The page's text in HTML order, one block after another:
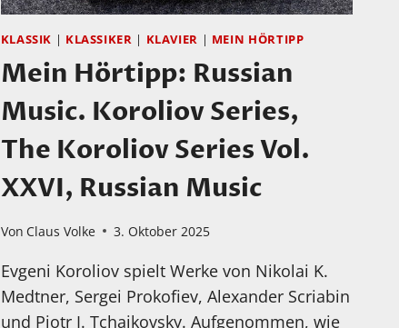
KLASSIK | KLASSIKER | KLAVIER | MEIN HÖRTIPP
Mein Hörtipp: Russian
Music. Koroliov Series,
The Koroliov Series Vol.
XXVI, Russian Music
Von Claus Volke 3. Oktober 2025
Evgeni Koroliov spielt Werke von Nikolai K.
Medtner, Sergei Prokofiev, Alexander Scriabin
und Piotr I. Tchaikovsky. Aufgenommen, wie